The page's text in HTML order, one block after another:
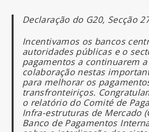
Declaração do G20, Secção
Incentivamos os bancos
autoridades públicas e o
pagamentos a continuarem
colaboração nestas
para melhorar os
transfronteiriços.
o relatório do Comité de
Infra-estruturas de Mercado
Banco de Pagamentos